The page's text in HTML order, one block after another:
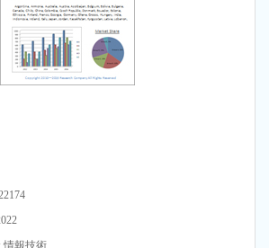
情報技術